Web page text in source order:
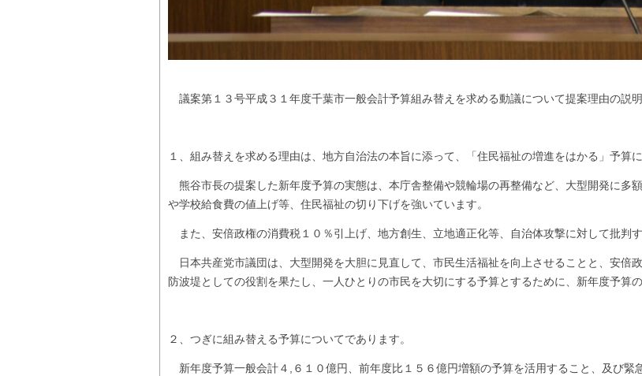
議案第１３号平成３１年度千葉市一般会計予算組み替えを求める動議について提案理由の説明
１、組み替えを求める理由は、地方自治法の本旨に添って、「住民福祉の増進をはかる」予算
熊谷市長の提案した新年度予算の実態は、本庁舎整備や競輪場の再整備など、大型開発に多
や学校給食費の値上げ等、住民福祉の切り下げを強いています。
また、安倍政権の消費税１０％引上げ、地方創生、立地適正化等、自治体攻撃に対して批判
日本共産党市議団は、大型開発を大胆に見直して、市民生活福祉を向上させることと、安倍
防波堤としての役割を果たし、一人ひとりの市民を大切にする予算とするために、新年度予算
２、つぎに組み替える予算についてであります。
新年度予算一般会計４,６１０億円、前年度比１５６億円増額の予算を活用すること、及び緊